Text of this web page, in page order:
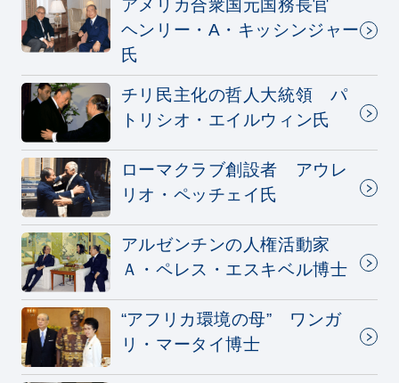
アメリカ合衆国元国務長官
ヘンリー・A・キッシンジャー
氏
チリ民主化の哲人大統領 パ
トリシオ・エイルウィン氏
ローマクラブ創設者 アウレ
リオ・ペッチェイ氏
アルゼンチンの人権活動家
Ａ・ペレス・エスキベル博士
“アフリカ環境の母” ワンガ
リ・マータイ博士